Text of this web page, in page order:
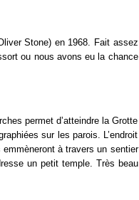
Stone) en 1968. Fait assez
ou nous avons eu la chance
permet d’atteindre la Grotte
sur les parois. L’endroit
à travers un sentier
un petit temple. Très beau